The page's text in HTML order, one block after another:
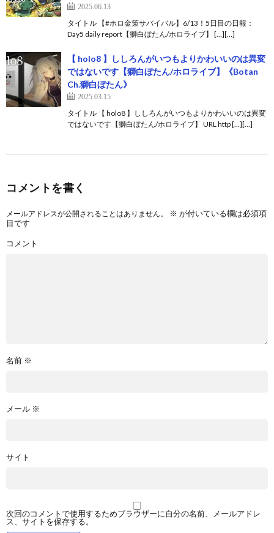
2025.06.13
タイトル 【#ホロ金策サバイバル】6/13！5日目の日報：
Day5 daily report【獅白ぼたん/ホロライブ】 […][…]
【 holo8 】ししろんがいつもよりかわいいのは異変
ではないです【獅白ぼたん/ホロライブ】《Botan
Ch.獅白ぼたん》
2025.03.15
タイトル 【 holo8 】ししろんがいつもよりかわいいのは異変
ではないです【獅白ぼたん/ホロライブ】 URL http […][…]
コメントを書く
メールアドレスが公開されることはありません。 ※ が付いている欄は必須項
目です
コメント
名前 ※
メール ※
サイト
次回のコメントで使用するためブラウザーに自分の名前、メールアドレ
ス、サイトを保存する。